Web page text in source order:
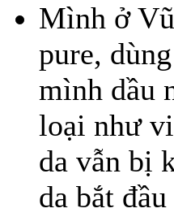
Mình ở
pure,
mình dầu
loại như
da vẫn bị
da bắt